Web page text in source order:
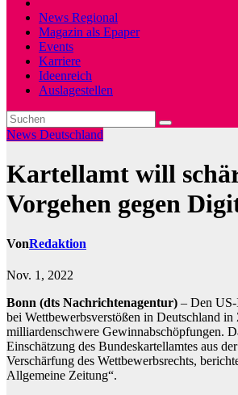
News Regional
Magazin als Epaper
Events
Karriere
Ideenreich
Auslagestellen
News Deutschland
Kartellamt will
Vorgehen gegen
VonRedaktion
Nov. 1, 2022
Bonn (dts Nachrichtenagentur) – Den US-
bei Wettbewerbsverstößen in Deutschland
milliardenschwere Gewinnabschöpfungen.
Einschätzung des Bundeskartellamtes aus
Verschärfung des Wettbewerbsrechts,
Allgemeine Zeitung“.